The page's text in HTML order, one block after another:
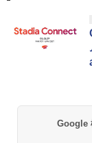
Google